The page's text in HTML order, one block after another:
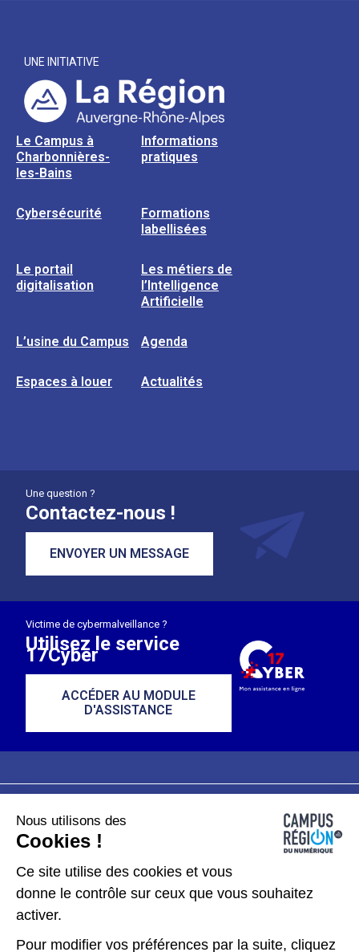
UNE INITIATIVE
Le Campus à
Charbonnières-
les-Bains
Informations
pratiques
Cybersécurité
Formations
labellisées
Le portail
digitalisation
Les métiers de
l’Intelligence
Artificielle
L’usine du Campus Agenda
Espaces à louer Actualités
Une question ?
Contactez-nous !
ENVOYER UN MESSAGE
Victime de cybermalveillance ?
Utilisez le service
17Cyber
ACCÉDER AU MODULE
D'ASSISTANCE
Plan du site
Données personnelles
Kit de communication
Nous utilisons des
Cookies !
Ce site utilise des cookies et vous
donne le contrôle sur ceux que vous souhaitez
activer.
Pour modifier vos préférences par la suite, cliquez